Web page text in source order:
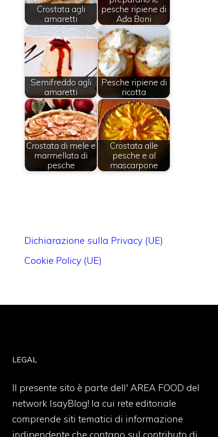
Crostata agli
amaretti
pesche ripiene di
Ada Boni
Semifreddo agli
amaretti
Pesche ripiene di
ricotta
Crostata di mele e
marmellata di
pesche
Crostata alle
pesche e al
mascarpone
Dichiarazione sulla Privacy (UE)
Cookie Policy (UE)
LEGAL
Il presente sito è parte dell' AREA FOOD del
network IsayBlog! la cui rete editoriale
comprende siti tematici di informazione
indipendente che contano sul contributo di